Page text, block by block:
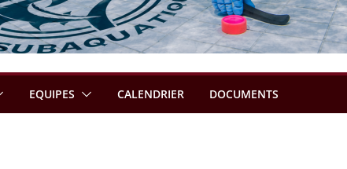
EQUIPES CALENDRIER DOCUMENTS